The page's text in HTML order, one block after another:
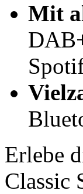
Mit
Erlebe
Classic